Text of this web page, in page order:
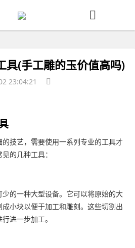
具(手工雕的玉价值高吗)
23:04:21
技艺，需要使用一系列专业的工具才
的几种工具：
的一种大型设备。它可以将原始的大
小块以便于加工和雕刻。这些切割出
进一步加工。